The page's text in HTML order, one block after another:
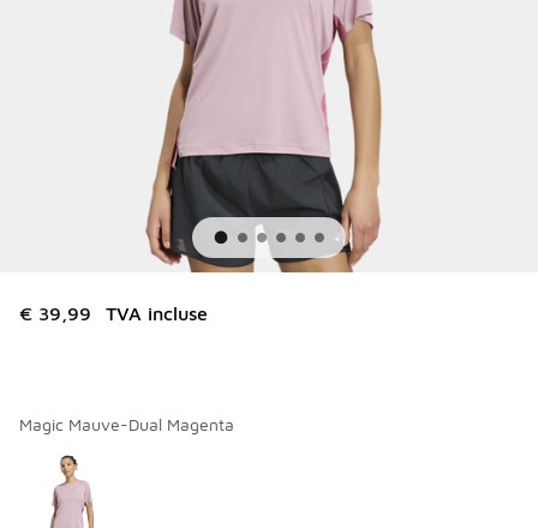
€ 39,99 TVA incluse
Magic Mauve-Dual Magenta
Page 1 sur 1 affichant 1 à 1 des 1 couleurs.
Merci de sélectionner un style